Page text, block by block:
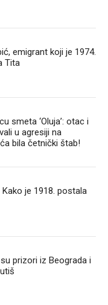
emigrant koji je 1974.
Tita
smeta ‘Oluja’: otac i
u agresiji na
bila četnički štab!
je 1918. postala
prizori iz Beograda i